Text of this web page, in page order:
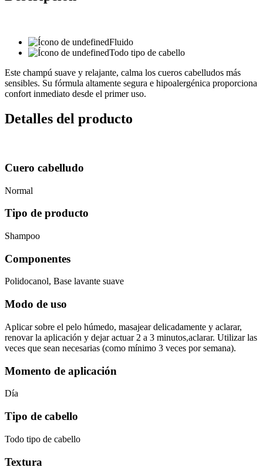
Fluido
Todo tipo de cabello
Este champú suave y relajante, calma los cueros cabelludos más
sensibles. Su fórmula altamente segura e hipoalergénica proporciona
confort inmediato desde el primer uso.
Detalles del producto
Cuero cabelludo
Normal
Tipo de producto
Shampoo
Componentes
Polidocanol, Base lavante suave
Modo de uso
Aplicar sobre el pelo húmedo, masajear delicadamente y aclarar,
renovar la aplicación y dejar actuar 2 a 3 minutos,aclarar. Utilizar las
veces que sean necesarias (como mínimo 3 veces por semana).
Momento de aplicación
Día
Tipo de cabello
Todo tipo de cabello
Textura